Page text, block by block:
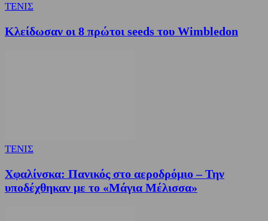
ΤΕΝΙΣ
Κλείδωσαν οι 8 πρώτοι seeds του Wimbledon
ΤΕΝΙΣ
Χφαλίνσκα: Πανικός στο αεροδρόμιο – Την
υποδέχθηκαν με το «Μάγια Μέλισσα»